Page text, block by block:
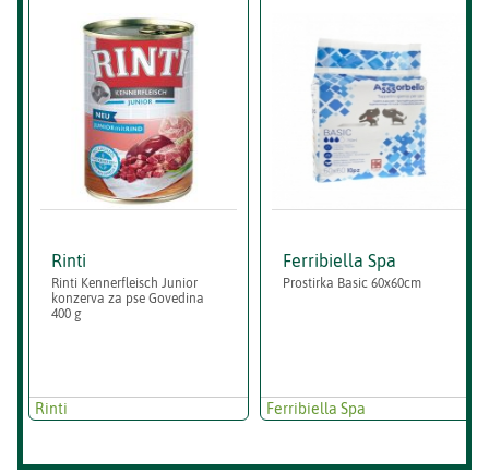
Rinti
Rinti Kennerfleisch Junior
konzerva za pse Govedina
400 g
Rinti
Ferribiella Spa
Prostirka Basic 60x60cm
Ferribiella Spa